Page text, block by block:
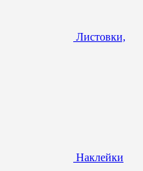
Листовки,
Наклейки